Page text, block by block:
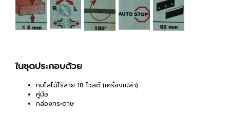
ในชุดประกอบด้วย
กบไสไม้ไร้สาย 18 โวลต์ (เครื่องเปล่า)
คู่มือ
กล่องกระดาษ